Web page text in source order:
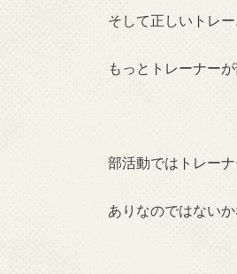
そして正しいトレ
もっとトレーナー
部活動ではトレー
ありなのではないか